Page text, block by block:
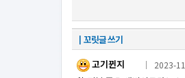
┃꼬릿글 쓰기
고기뀐지
｜ 2023-